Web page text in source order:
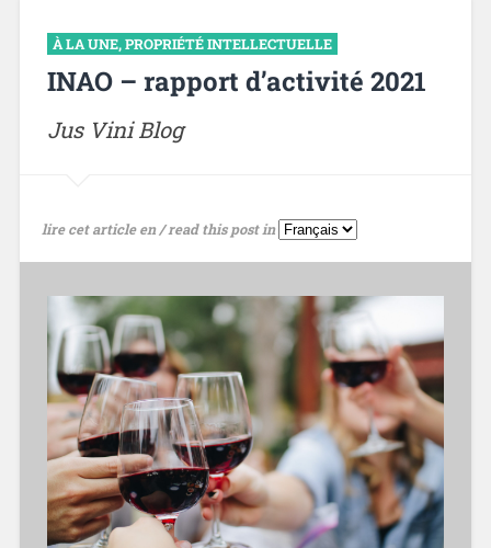
À LA UNE,PROPRIÉTÉ INTELLECTUELLE
INAO – rapport d’activité 2021
Jus Vini Blog
lire cet article en / read this post in